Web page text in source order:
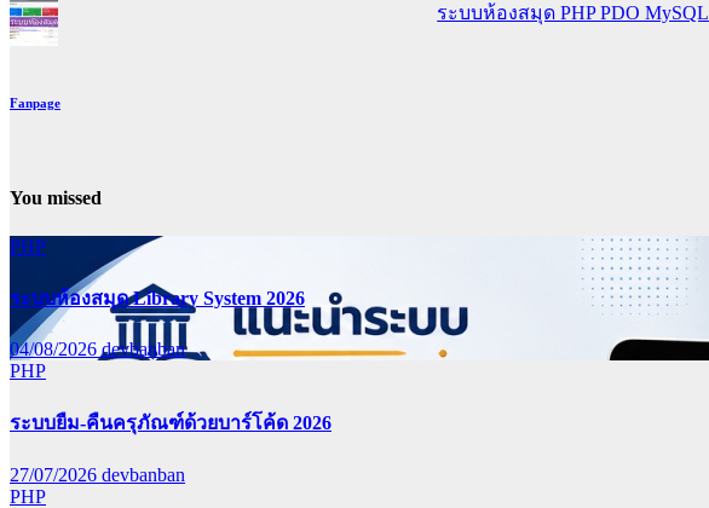
ระบบห้องสมุด PHP PDO MySQL
Fanpage
You missed
PHP
ระบบห้องสมุด Library System 2026
04/08/2026 devbanban
PHP
ระบบยืม-คืนครุภัณฑ์ด้วยบาร์โค้ด 2026
27/07/2026 devbanban
PHP